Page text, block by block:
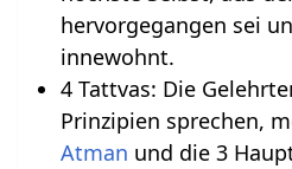
hervorgegangen sei
innewohnt.
4 Tattvas: Die
Prinzipien sprechen,
Atman und die 3